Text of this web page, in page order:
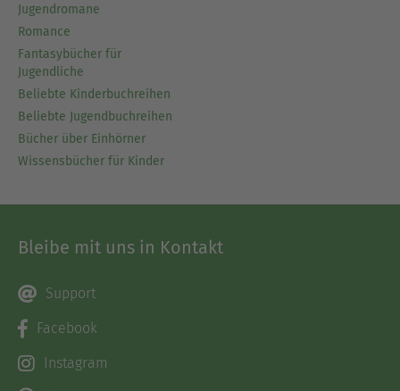
Jugendromane
Romance
Fantasybücher für
Jugendliche
Beliebte Kinderbuchreihen
Beliebte Jugendbuchreihen
Bücher über Einhörner
Wissensbücher für Kinder
Bleibe mit uns in Kontakt
Support
Facebook
Instagram